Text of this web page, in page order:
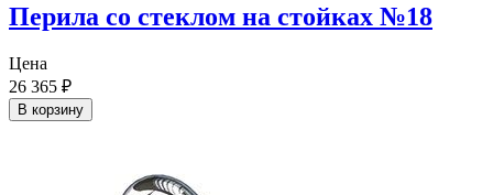
Перила со стеклом на стойках №18
Цена
26 365 ₽
В корзину